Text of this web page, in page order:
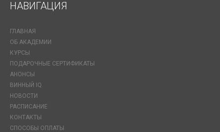
НАВИГАЦИЯ
ГЛАВНАЯ
ОБ АКАДЕМИИ
КУРСЫ
ПОДАРОЧНЫЕ СЕРТИФИКАТЫ
АНОНСЫ
ВИННЫЙ IQ
НОВОСТИ
РАСПИСАНИЕ
КОНТАКТЫ
СПОСОБЫ ОПЛАТЫ